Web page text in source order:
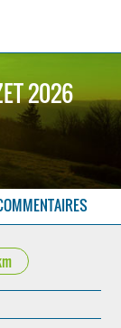
2026